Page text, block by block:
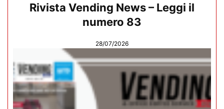
Rivista Vending News – Leggi il
numero 83
28/07/2026